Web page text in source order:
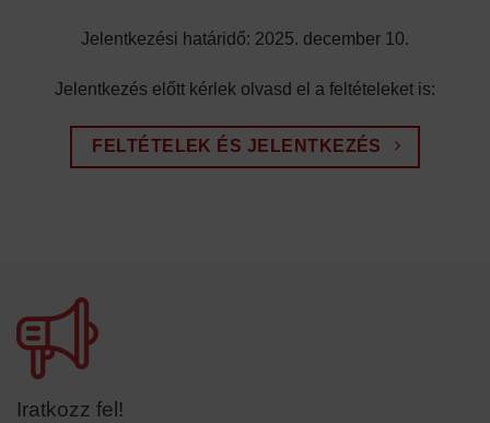
Jelentkezési határidő: 2025. december 10.
Jelentkezés előtt kérlek olvasd el a feltételeket is:
FELTÉTELEK ÉS JELENTKEZÉS
Iratkozz fel!